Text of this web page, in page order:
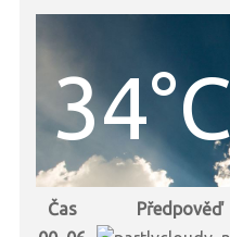
34°C
Čas Předpověď